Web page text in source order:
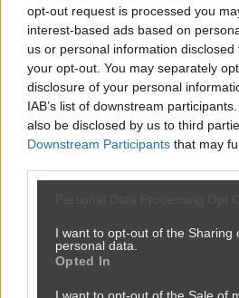
opt-out request is processed you
interest-based ads based on
us or personal information
your opt-out. You may separately
disclosure of your personal
IAB’s list of downstream
also be disclosed by us to third
Downstream Participants that may
Personal Data Processing Opt
I want to opt-out of the Sharing
personal data.
Opted In